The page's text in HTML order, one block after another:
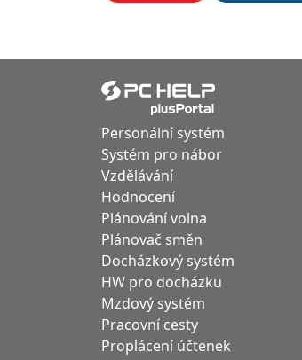
Personální systém
Systém pro nábor
Vzdělávání
Hodnocení
Plánování volna
Plánovač směn
Docházkový systém
HW pro docházku
Mzdový systém
Pracovní cesty
Proplácení účtenek